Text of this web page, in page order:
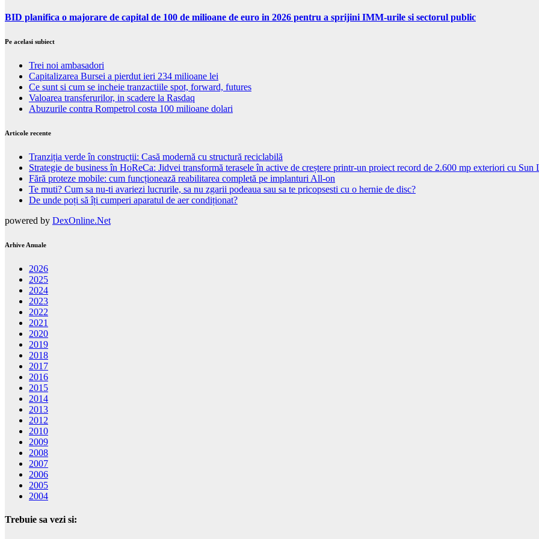
BID planifica o majorare de capital de 100 de milioane de euro in 2026 pentru a sprijini IMM-urile si sectorul public
Pe acelasi subiect
Trei noi ambasadori
Capitalizarea Bursei a pierdut ieri 234 milioane lei
Ce sunt si cum se incheie tranzactiile spot, forward, futures
Valoarea transferurilor, in scadere la Rasdaq
Abuzurile contra Rompetrol costa 100 milioane dolari
Articole recente
Tranziția verde în construcții: Casă modernă cu structură reciclabilă
Strategie de business în HoReCa: Jidvei transformă terasele în active de creștere printr-un proiect record de 2.600 mp exteriori cu Sun
Fără proteze mobile: cum funcționează reabilitarea completă pe implanturi All-on
Te muti? Cum sa nu-ti avariezi lucrurile, sa nu zgarii podeaua sau sa te pricopsesti cu o hernie de disc?
De unde poți să îți cumperi aparatul de aer condiționat?
powered by DexOnline.Net
Arhive Anuale
2026
2025
2024
2023
2022
2021
2020
2019
2018
2017
2016
2015
2014
2013
2012
2010
2009
2008
2007
2006
2005
2004
Trebuie sa vezi si: